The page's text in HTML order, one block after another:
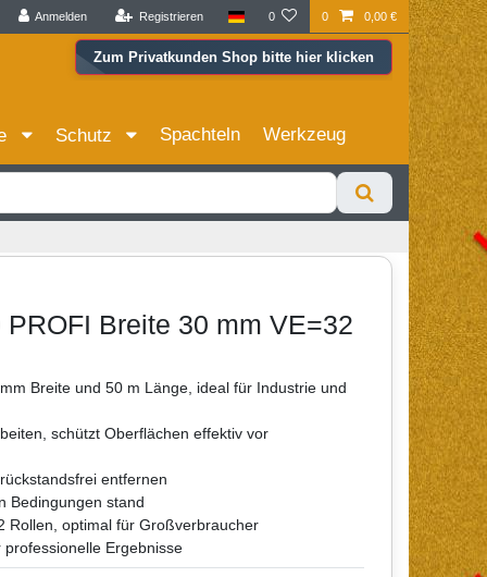
Anmelden Registrieren 0 0 0,00 €
Zum Privatkunden Shop bitte hier klicken
Schutz Spachteln Werkzeug
Breite 30 mm VE=32
Breite und 50 m Länge, ideal für Industrie und
schützt Oberflächen effektiv vor
entfernen
Bedingungen stand
Rollen, optimal für Großverbraucher
Ergebnisse